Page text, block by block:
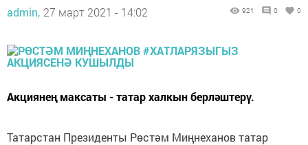
admin, 27 март 2021 - 14:02 921 0 0
Акциянең максаты - татар халкын берләштерү.
Татарстан Президенты Рөстәм Миңнеханов татар